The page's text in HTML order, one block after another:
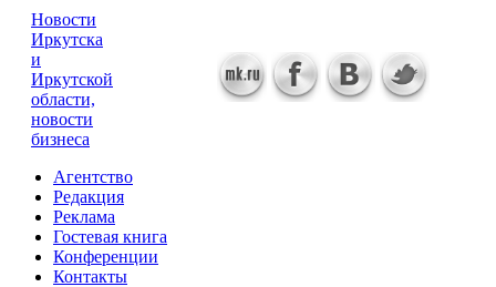
Новости
Иркутска
и
Иркутской
области,
новости
бизнеса
Агентство
Редакция
Реклама
Гостевая книга
Конференции
Контакты